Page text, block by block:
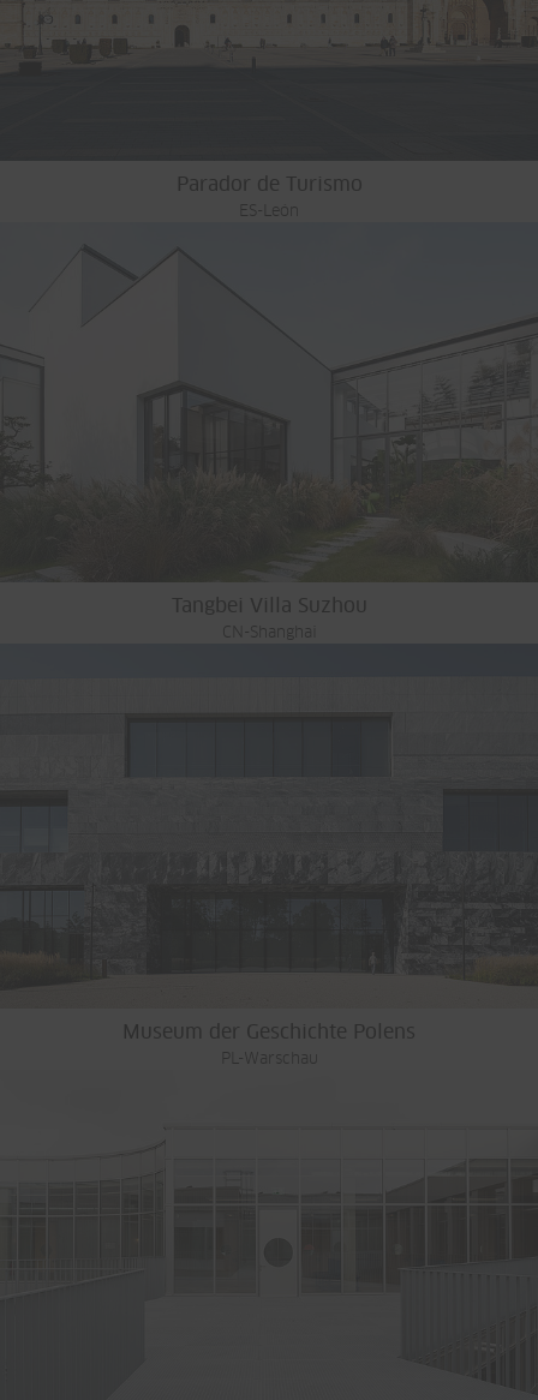
Parador de Turismo
ES-León
Tangbei Villa Suzhou
CN-Shanghai
Museum der Geschichte Polens
PL-Warschau